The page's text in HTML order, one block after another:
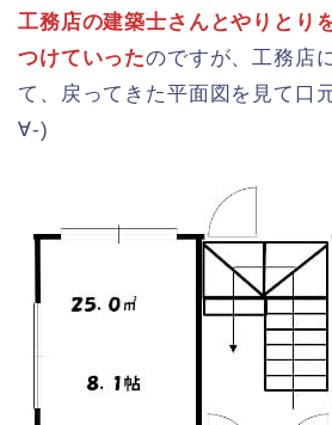
工務店の建築士さんとやりとり
つけていったのですが、工務店
て、戻ってきた平面図を見て口
∀-)